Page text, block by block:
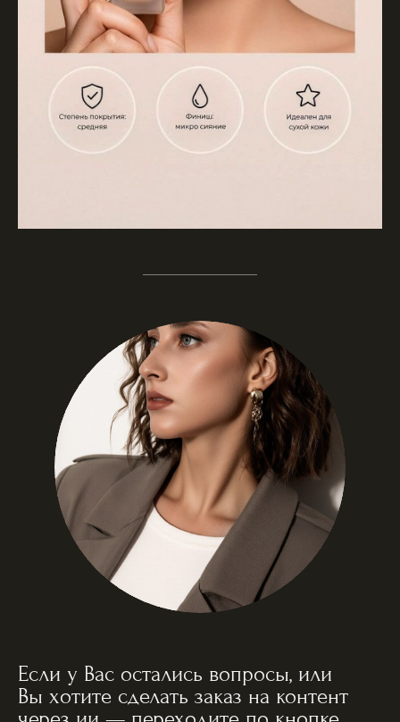
Если у Вас остались вопросы, или
Вы хотите сделать заказ на контент